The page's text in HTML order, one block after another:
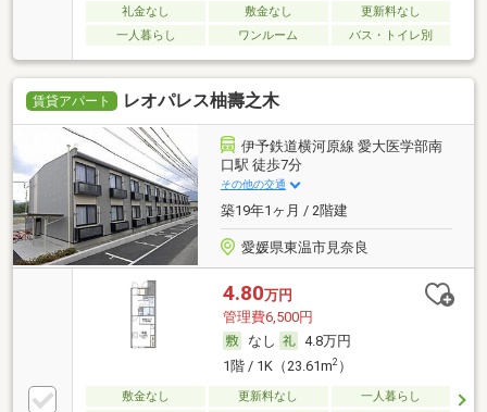
礼金なし 敷金なし
更新料なし
一人暮らし
ワンルーム バス・トイレ別
賃貸アパート レオパレス柚壽之木
伊予鉄道横河原線 愛大医学部南
口駅 徒歩7分
その他の交通
築19年1ヶ月 / 2階建
愛媛県東温市見奈良
4.80万円
管理費6,500円
なし
4.8万円
1階 / 1K（23.61m2）
敷金なし 更新料なし 一人暮らし